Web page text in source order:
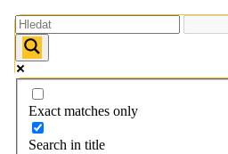
Exact matches only
Search in title